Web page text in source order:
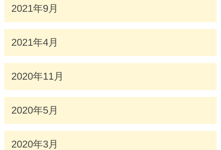
2021年9月
2021年4月
2020年11月
2020年5月
2020年3月